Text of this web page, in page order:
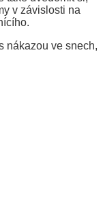
v závislosti na
nákazou ve snech,